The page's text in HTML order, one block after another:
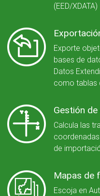
(EED/XDATA)
Exporte
bases de
Datos
como tablas
Gestión
Calcula las
de
Mapas de
Escoja en